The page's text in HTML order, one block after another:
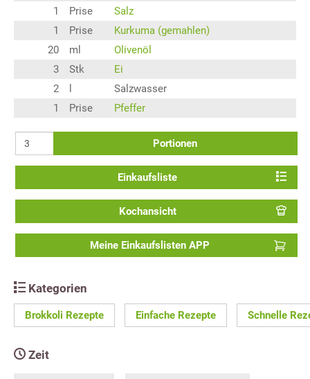
1
Prise
Salz
1
Prise
Kurkuma (gemahlen)
20
ml
Olivenöl
3
Stk
Ei
2
Salzwasser
1
Prise Pfeffer
Portionen
Einkaufsliste
Kochansicht
Meine Einkaufslisten APP
Kategorien
Brokkoli Rezepte Einfache Rezepte Schnelle
Zeit